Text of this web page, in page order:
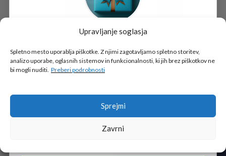
Upravljanje soglasja
Spletno mesto uporablja piškotke. Z njimi zagotavljamo spletno storitev,
analizo uporabe, oglasnih sistemov in funkcionalnosti, ki jih brez piškotkov ne
bi mogli nuditi. Preberi podrobnosti
Sprejmi
Zavrni
Tukaj je!
🎁 DARILO
Vpiši podatke za prejem darila